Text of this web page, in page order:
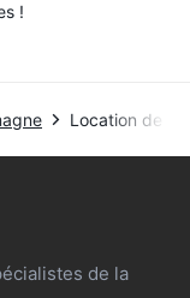
!
Location de
de la